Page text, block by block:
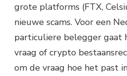
grote platforms (FTX,
nieuwe scams. Voor een
particuliere belegger gaat
vraag of crypto
om de vraag hoe het past